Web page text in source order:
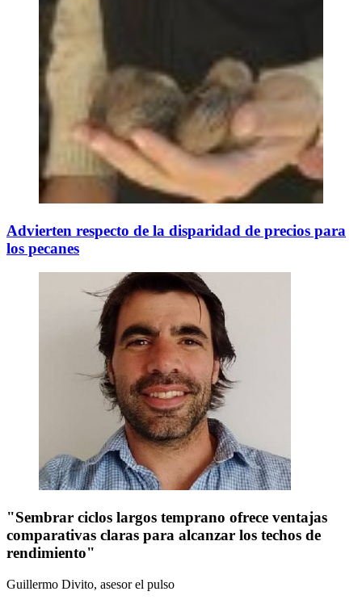
Advierten respecto de la disparidad de precios para
los pecanes
"Sembrar ciclos largos temprano ofrece ventajas
comparativas claras para alcanzar los techos de
rendimiento"
Guillermo Divito, asesor el pulso